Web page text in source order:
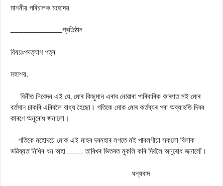
মাননীয় পৰিচালক মহোদয়
_____________প্ৰতিষ্ঠান
বিষয়ঃপদত্যাগ পত্ৰ
মহাশয়,
বিনীত নিবেদন এই যে, মােৰ কিছুমান এৰাব নােৱাৰা পাৰিবাৰিক কাৰণত মই মােৰ
বর্তমান চাকৰি এৰিবলৈ বাধ্য হৈছাে। গতিকে মোক মোৰ কর্তব্যৰ পৰা অব্যাহতি দিবৰ
কাৰণে অনুৰোধ জনালাে।
গতিকে মহোদয়ে মোক এই মাহৰ দৰমহাৰ লগতে মই পাবলগীয়া সকলো বিলাক
ভৱিষ্যত নিধিৰ ধন অহা ____ তাৰিখৰ ভিতৰত মুকলি কৰি দিবলৈ অনুৰোধ জনালোঁ।
ধন্যবাদ